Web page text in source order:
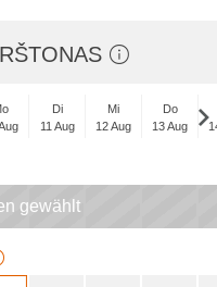
Di
11 Aug
Mi
12 Aug
Do
13 Aug
gewählt
x x